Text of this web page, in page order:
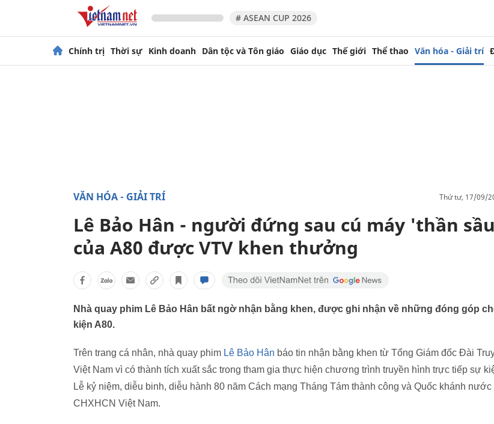
# ASEAN CUP 2026
Chính trị Thời sự Kinh doanh Dân tộc và Tôn giáo Giáo dục Thế giới Thể thao Văn hóa - Giải trí
VĂN HÓA - GIẢI TRÍ thứ tư, 17/09/
Lê Bảo Hân - người đứng sau cú máy 'thần
của A80 được VTV khen thưởng
Nhà quay phim Lê Bảo Hân bất ngờ nhận bằng khen, được ghi nhận về những đóng góp
kiện A80.
Trên trang cá nhân, nhà quay phim Lê Bảo Hân báo tin nhận bằng khen từ Tổng Giám đốc Đài
Việt Nam vì có thành tích xuất sắc trong tham gia thực hiện chương trình truyền hình trực tiếp sự
Lễ kỷ niệm, diễu binh, diễu hành 80 năm Cách mạng Tháng Tám thành công và Quốc khánh nước
CHXHCN Việt Nam.